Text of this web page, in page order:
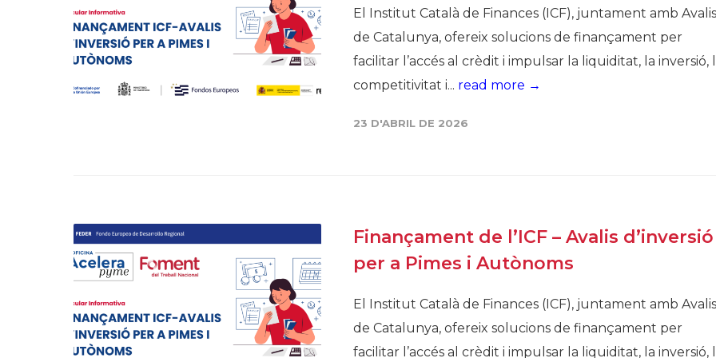
El Institut Català de Finances (ICF), juntament amb Avalis
de Catalunya, ofereix solucions de finançament per
facilitar l’accés al crèdit i impulsar la liquiditat, la inversió,
competitivitat i... read more →
23 D'ABRIL DE 2026
Finançament de l’ICF – Avalis d’inversió
per a Pimes i Autònoms
El Institut Català de Finances (ICF), juntament amb Avalis
de Catalunya, ofereix solucions de finançament per
facilitar l’accés al crèdit i impulsar la liquiditat, la inversió,